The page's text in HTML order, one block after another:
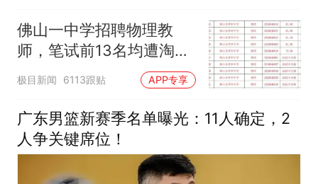
佛山一中学招聘物理教
师，笔试前13名均遭淘
汰？教育局：已叫停招
聘，成立调查组全面核查
极目新闻 6113跟贴 APP专享
广东男篮新赛季名单曝光：11人确定，2
人争关键席位！